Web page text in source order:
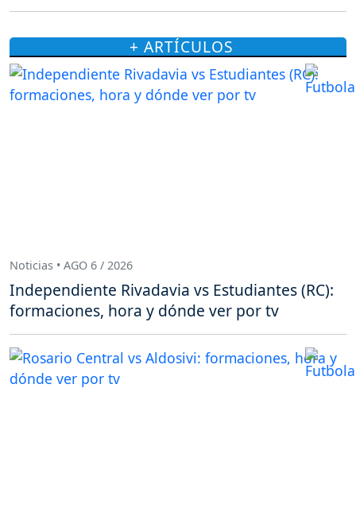
+ ARTÍCULOS
Noticias • AGO 6 / 2026
Independiente Rivadavia vs Estudiantes (RC):
formaciones, hora y dónde ver por tv